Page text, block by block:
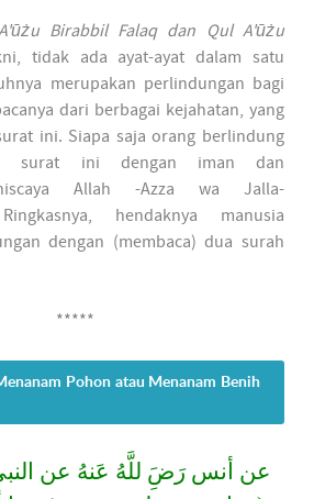
Birabbil Falaq dan Qul A'ūżu
tidak ada ayat-ayat dalam satu
merupakan perlindungan bagi
dari berbagai kejahatan, yang
ini. Siapa saja orang berlindung
surat ini dengan iman dan
niscaya Allah -Azza wa Jalla-
hendaknya manusia
dengan (membaca) dua surah
*****
Pohon atau Menanam Benih
عن أنس رَضَِ للَّهُ عَنهُ عن